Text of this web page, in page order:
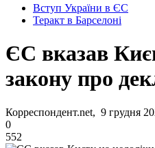
Вступ України в ЄС
Теракт в Барселоні
ЄС вказав
закону про
Корреспондент.net, 9 грудня
0
552